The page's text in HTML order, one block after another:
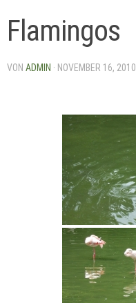
Flamingos
VON ADMIN · NOVEMBER 16, 2010